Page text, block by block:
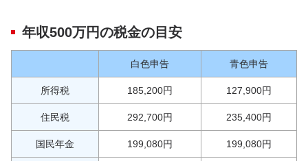
年収500万円の税金の目安
白色申告 青色申告
所得税 185,200円 127,900円
住民税 292,700円 235,400円
国民年金 199,080円 199,080円